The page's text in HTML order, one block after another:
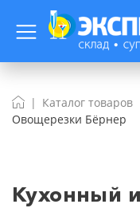
Каталог товаров
Овощерезки Бёрнер
Кухонный